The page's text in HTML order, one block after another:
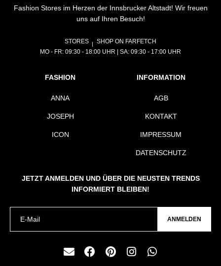
Fashion Stores im Herzen der Innsbrucker Altstadt! Wir freuen
uns auf Ihren Besuch!
STORES
SHOP ON FARFETCH
MO - FR: 09:30 - 18:00 UHR | SA: 09:30 - 17:00 UHR
FASHION
ANNA
JOSEPH
ICON
INFORMATION
AGB
KONTAKT
IMPRESSUM
DATENSCHUTZ
JETZT ANMELDEN UND ÜBER DIE NEUSTEN TRENDS
INFORMIERT BLEIBEN!
ANMELDEN